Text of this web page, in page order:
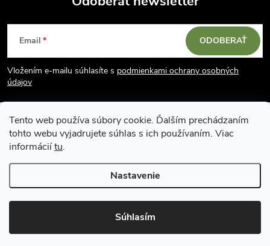
Tento web používa súbory cookie. Ďalším prechádzaním
tohto webu vyjadrujete súhlas s ich používaním. Viac
informáciítu.
Nastavenie
Súhlasím
c
i
e
p
r
v
k
y
Z
á
p
ä
e
Email
Vložením e-mailu súhlasíte s podmienkami ochrany osobných
údajov
ODOBERAŤ
Copyright 2026Vodácky obchod SUN sport. Všetky práva vyhradené.
Upraviť nastavenie cookies